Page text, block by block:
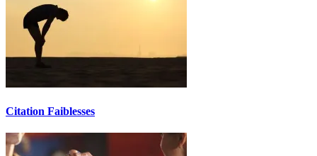
Citation Faiblesses